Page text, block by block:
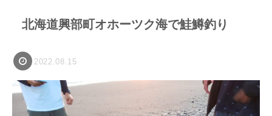
北海道興部町オホーツク海で鮭鱒釣り
2022.08.15